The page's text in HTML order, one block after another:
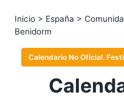
Inicio > España >
Benidorm
Calendario No Oficial.